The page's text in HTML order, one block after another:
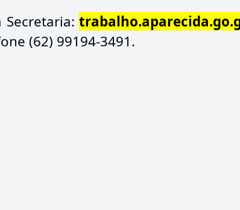
(62) 99194-3491.